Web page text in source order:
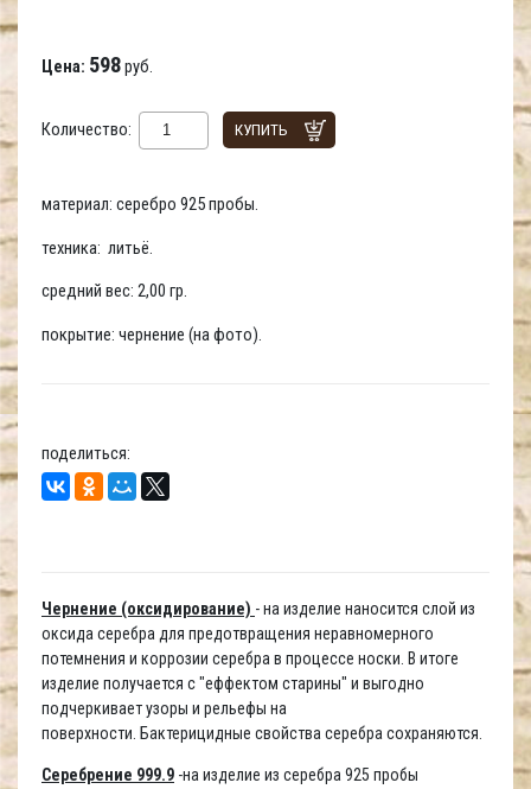
Цена: 598руб.
Количество: КУПИТЬ
материал: серебро 925 пробы.
техника: литьё.
средний вес: 2,00 гр.
покрытие: чернение (на фото).
поделиться:
Чернение (оксидирование) - на изделие наносится слой из
оксида серебра для предотвращения неравномерного
потемнения и коррозии серебра в процессе носки. В итоге
изделие получается с "еффектом старины" и выгодно
подчеркивает узоры и рельефы на
поверхности. Бактерицидные свойства серебра сохраняются.
Серебрение 999.9 -на изделие из серебра 925 пробы